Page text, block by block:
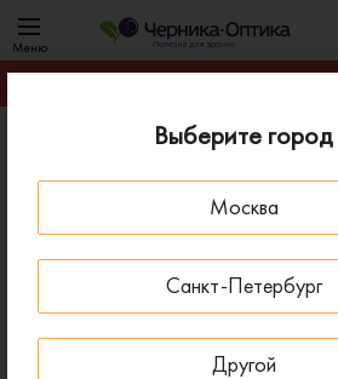
Выберите город
Москва
Санкт-Петербург
Другой
Меню
Гарантируем лучшую цену на
Оправы для очков
Оправа St.Louise ST2646 C02
ПОД ЗАКАЗ